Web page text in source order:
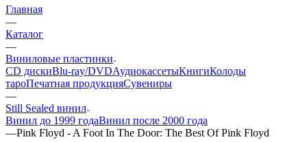
Главная
—
Каталог
—
Виниловые пластинки
CD дискиBlu-ray/DVDАудиокассетыКнигиКолоды
тароПечатная продукцияСувениры
—
Still Sealed винил
Винил до 1999 годаВинил после 2000 года
—Pink Floyd - A Foot In The Door: The Best Of Pink Floyd